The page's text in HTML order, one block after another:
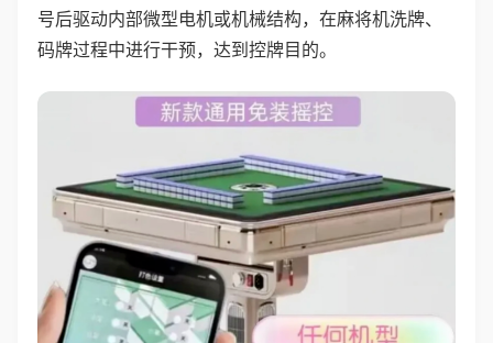
号后驱动内部微型电机或机械结构，在麻将机洗牌、
码牌过程中进行干预，达到控牌目的。